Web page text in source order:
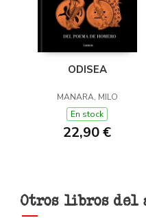
ODISEA
MANARA, MILO
En stock
22,90 €
Otros libros del